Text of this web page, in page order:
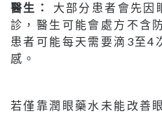
醫生：
大部分患者會先因
診，醫生可能會處方不含
患者可能每天需要滴3至4
感。
若僅靠潤眼藥水未能改善